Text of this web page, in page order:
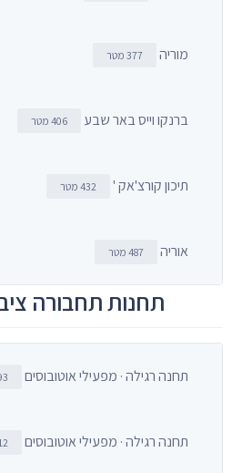
מוריה 377 מטר
ברנקו וייס באר שבע 406 מטר
תיכון קורצ'אק ' 432 מטר
אוריה 487 מטר
תחנות תחבורה
תחנה רגילה · מפעילי אוטובוסים
תחנה רגילה · מפעילי אוטובוסים